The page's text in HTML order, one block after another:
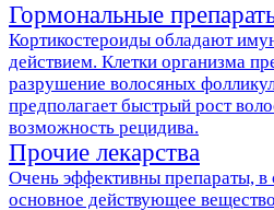
Гормональные
Кортикостероиды обладают
действием. Клетки организма
разрушение волосяных
предполагает быстрый рост
возможность рецидива.
Прочие лекарства
Очень эффективны препараты, в
основное действующее